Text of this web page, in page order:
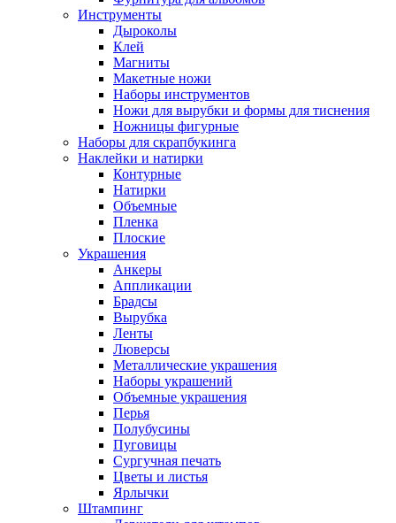
Инструменты
Дыроколы
Клей
Магниты
Макетные ножи
Наборы инструментов
Ножи для вырубки и формы для тиснения
Ножницы фигурные
Наборы для скрапбукинга
Наклейки и натирки
Контурные
Натирки
Объемные
Пленка
Плоские
Украшения
Анкеры
Аппликации
Брадсы
Вырубка
Ленты
Люверсы
Металлические украшения
Наборы украшений
Объемные украшения
Перья
Полубусины
Пуговицы
Сургучная печать
Цветы и листья
Ярлычки
Штампинг